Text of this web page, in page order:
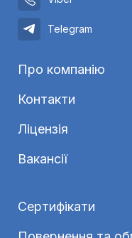
Telegram
Про компанію
Контакти
Ліцензія
Вакансії
Сертифікати